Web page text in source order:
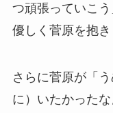
つ頑張っていこ
優しく菅原を抱き
さらに菅原が「
に）いたかった